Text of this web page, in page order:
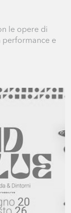
le opere di
performance e